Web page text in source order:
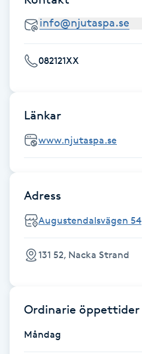
IPL hårborttagning
IR-massage
Kemisk peeling
Keratinbehandling
Kinesiologi
082121XX
Länkar
www.njutaspa.se
Adress
Augustendalsvägen 54
131 52, Nacka Strand
Ordinarie öppettider
Måndag